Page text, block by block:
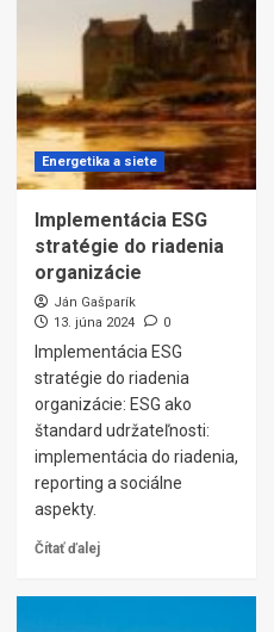
Energetika a siete
Implementácia ESG
stratégie do riadenia
organizácie
Ján Gašparík
13. júna 2024
0
Implementácia ESG
stratégie do riadenia
organizácie: ESG ako
štandard udržateľnosti:
implementácia do riadenia,
reporting a sociálne
aspekty.
Čítať ďalej